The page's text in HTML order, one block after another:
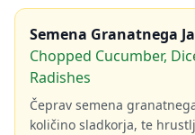
Semena Granatnega
Chopped Cucumber,
Radishes
Čeprav semena
količino sladkorja, te